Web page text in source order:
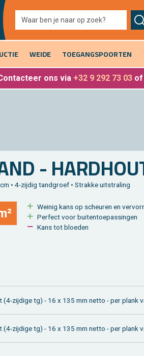
showroom vandaag
9u - 12u30 & 13u30 - 17u
WEIDE TOEGANGSPOORTEN
ons via +32 9 292 73 03 of
-
• 4-zij­dig tand­groef • Strak­ke uit­stra­ling
Wei­nig kans op scheu­ren en
Per­fect voor bui­ten­toe­pas­sin­gen
Kans tot bloe­den
(4-zij­di­ge tg) - 16 x 135 mm netto - per plank
(4-zij­di­ge tg) - 16 x 135 mm netto - per plank